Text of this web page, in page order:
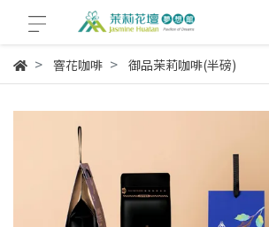
窨花咖啡 御品茉莉咖啡(半磅)